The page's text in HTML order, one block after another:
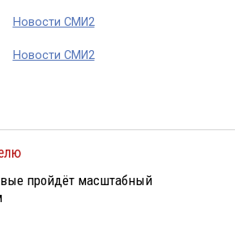
Новости СМИ2
Новости СМИ2
пройдёт масштабный